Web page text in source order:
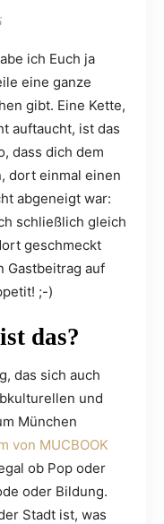
ich Euch ja
eine ganze
gibt. Eine Kette,
auftaucht, ist das
dass dich dem
dort einmal einen
abgeneigt war:
schließlich gleich
geschmeckt
Gastbeitrag auf
;-)
das?
das sich auch
und
München
von MUCBOOK
ob Pop oder
oder Bildung.
Stadt ist, was